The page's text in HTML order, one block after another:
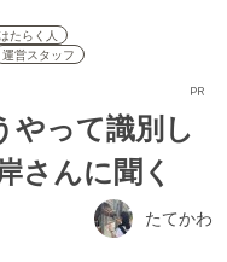
たらく人
運営スタッフ
PR
やって識別し
さんに聞く
たてかわ